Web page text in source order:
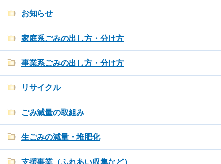
お知らせ
家庭系ごみの出し方・分け方
事業系ごみの出し方・分け方
リサイクル
ごみ減量の取組み
生ごみの減量・堆肥化
支援事業（ふれあい収集など）